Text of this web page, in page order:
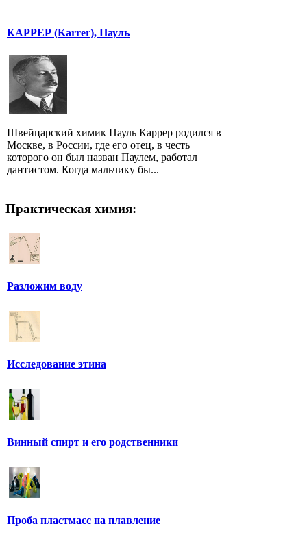
КАРРЕР (Karrer), Пауль
Швейцарский химик Пауль Каррер родился в
Москве, в России, где его отец, в честь
которого он был назван Паулем, работал
дантистом. Когда мальчику бы...
Практическая химия:
Разложим воду
Исследование этина
Винный спирт и его родственники
Проба пластмасс на плавление